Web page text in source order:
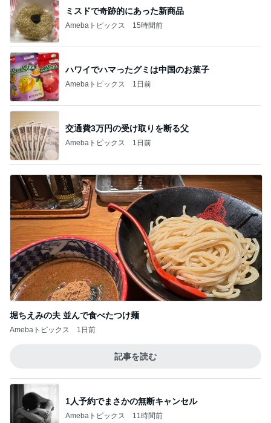
ミスドで奇跡的にあった新商品
Amebaトピックス 15時間前
ハワイでハマったグミは中国のお菓子
Amebaトピックス 1日前
交通費3万円の受け取りを断る父
Amebaトピックス 1日前
堀ちえみの夫 並んで食べたつけ麺
Amebaトピックス 1日前
記事を読む
1人予約でまさかの無断キャンセル
Amebaトピックス 11時間前